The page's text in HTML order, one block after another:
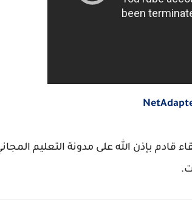
قادم بإذن الله على مدونة التعليم